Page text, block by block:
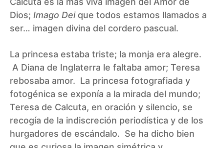
Dios; Imago Dei que todos estamos llamados a
ser… imagen divina del cordero pascual.
La princesa estaba triste; la monja era alegre.
A Diana de Inglaterra le faltaba amor; Teresa
rebosaba amor. La princesa fotografiada y
fotogénica se exponía a la mirada del mundo;
Teresa de Calcuta, en oración y silencio, se
recogía de la indiscreción periodística y de los
hurgadores de escándalo. Se ha dicho bien